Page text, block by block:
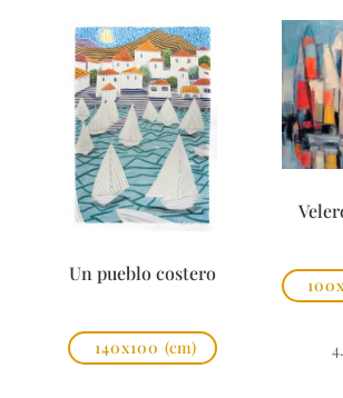
Un pueblo costero
140x100 (cm)